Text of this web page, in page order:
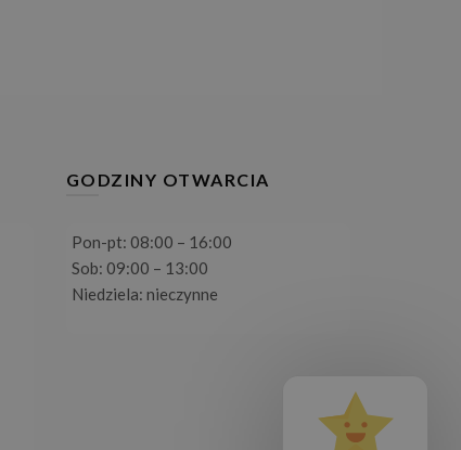
GODZINY OTWARCIA
Pon-pt: 08:00 – 16:00
Sob: 09:00 – 13:00
Niedziela: nieczynne